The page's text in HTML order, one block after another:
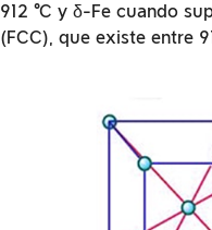
912 °C y δ-Fe cuando
(FCC), que existe entre